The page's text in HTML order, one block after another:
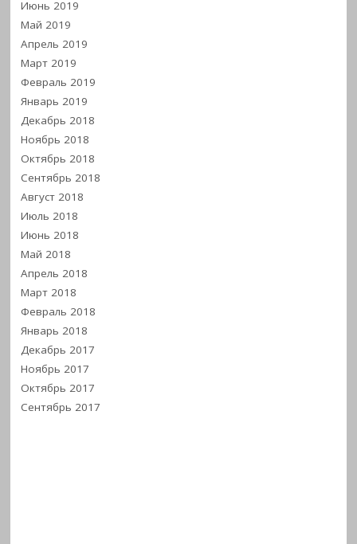
Июнь 2019
Май 2019
Апрель 2019
Март 2019
Февраль 2019
Январь 2019
Декабрь 2018
Ноябрь 2018
Октябрь 2018
Сентябрь 2018
Август 2018
Июль 2018
Июнь 2018
Май 2018
Апрель 2018
Март 2018
Февраль 2018
Январь 2018
Декабрь 2017
Ноябрь 2017
Октябрь 2017
Сентябрь 2017